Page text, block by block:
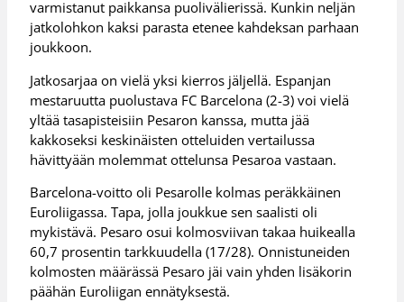
varmistanut paikkansa puolivälierissä. Kunkin neljän
jatkolohkon kaksi parasta etenee kahdeksan parhaan
joukkoon.
Jatkosarjaa on vielä yksi kierros jäljellä. Espanjan
mestaruutta puolustava FC Barcelona (2-3) voi vielä
yltää tasapisteisiin Pesaron kanssa, mutta jää
kakkoseksi keskinäisten otteluiden vertailussa
hävittyään molemmat ottelunsa Pesaroa vastaan.
Barcelona-voitto oli Pesarolle kolmas peräkkäinen
Euroliigassa. Tapa, jolla joukkue sen saalisti oli
mykistävä. Pesaro osui kolmosviivan takaa huikealla
60,7 prosentin tarkkuudella (17/28). Onnistuneiden
kolmosten määrässä Pesaro jäi vain yhden lisäkorin
päähän Euroliigan ennätyksestä.